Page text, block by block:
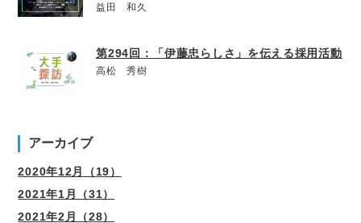
益田 和久
第294回：「伊藤忠らしさ」を伝える採用活動
高松 秀樹
アーカイブ
2020年12月（19）
2021年1月（31）
2021年2月（28）